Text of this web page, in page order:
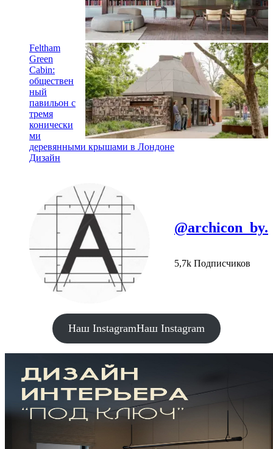
Feltham
Green
Cabin:
обществен
ный
павильон с
тремя
конически
ми
деревянными крышами в Лондоне
Дизайн
@archicon_by.
5,7k Подписчиков
Наш InstagramНаш Instagram